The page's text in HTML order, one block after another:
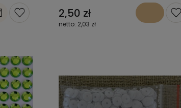
2,50 zł
2,03 zł